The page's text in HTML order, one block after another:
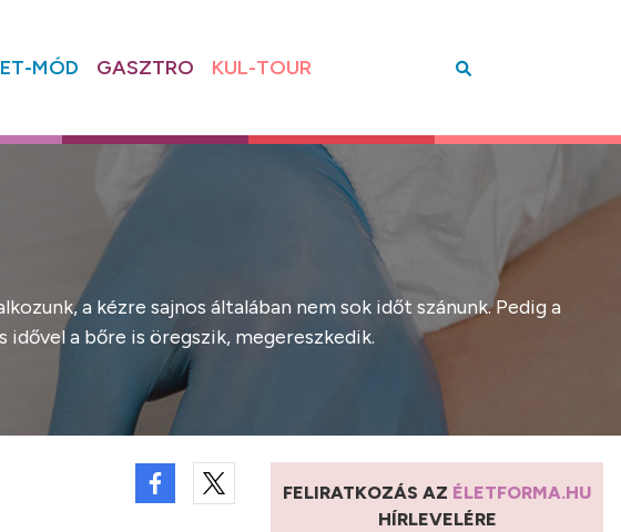
MÓD GASZTRO KUL-TOUR
a kézre sajnos általában nem sok időt szánunk. Pedig a
a bőre is öregszik, megereszkedik.
FELIRATKOZÁS AZ ÉLETFORMA.HU
HÍRLEVELÉRE